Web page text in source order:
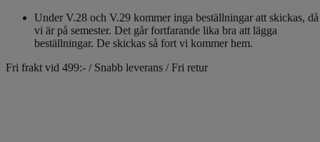
Under V.28 och V.29 kommer inga beställningar att skickas, då
vi är på semester. Det går fortfarande lika bra att lägga
beställningar. De skickas så fort vi kommer hem.
Fri frakt vid 499:- / Snabb leverans / Fri retur